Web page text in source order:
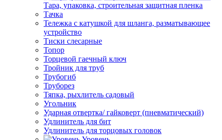
Тара, упаковка, строительная защитная пленка
Тачка
Тележка с катушкой для шланга, разматывающее
устройство
Тиски слесарные
Топор
Торцевой гаечный ключ
Тройник для труб
Трубогиб
Труборез
Тяпка, рыхлитель садовый
Угольник
Ударная отвертка/ гайковерт (пневматический)
Удлинитель для бит
Удлинитель для торцовых головок